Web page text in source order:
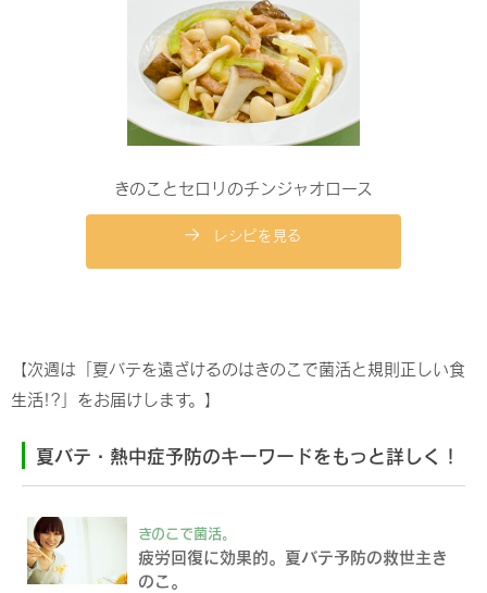
きのことセロリのチンジャオロース
レシピを見る
【次週は「夏バテを遠ざけるのはきのこで菌活と規則正しい食
生活!?」をお届けします。】
夏バテ・熱中症予防のキーワードをもっと詳しく！
きのこで菌活。
疲労回復に効果的。夏バテ予防の救世主き
のこ。